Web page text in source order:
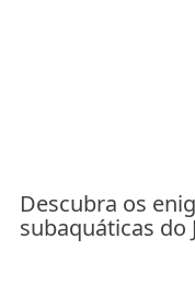
Descubra os
subaquáticas do